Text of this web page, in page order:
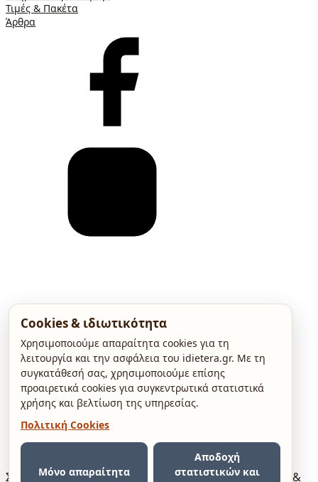
Τιμές & Πακέτα
Άρθρα
Σχετικά Press KitΌροι χρήσης Πολιτική Απορρήτου &
Cookies & ιδιωτικότητα
Χρησιμοποιούμε απαραίτητα cookies για τη
λειτουργία και την ασφάλεια του idietera.gr. Με τη
συγκατάθεσή σας, χρησιμοποιούμε επίσης
προαιρετικά cookies για συγκεντρωτικά στατιστικά
χρήσης και βελτίωση της υπηρεσίας.
Πολιτική Cookies
Μόνο απαραίτητα
Αποδοχή
στατιστικών και